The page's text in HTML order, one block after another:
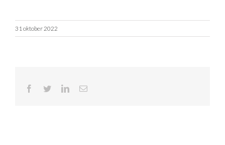
31 oktober 2022
Facebook LinkedInE-